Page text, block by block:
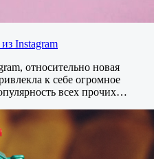
Instagram
относительно новая
к себе огромное
всех прочих…